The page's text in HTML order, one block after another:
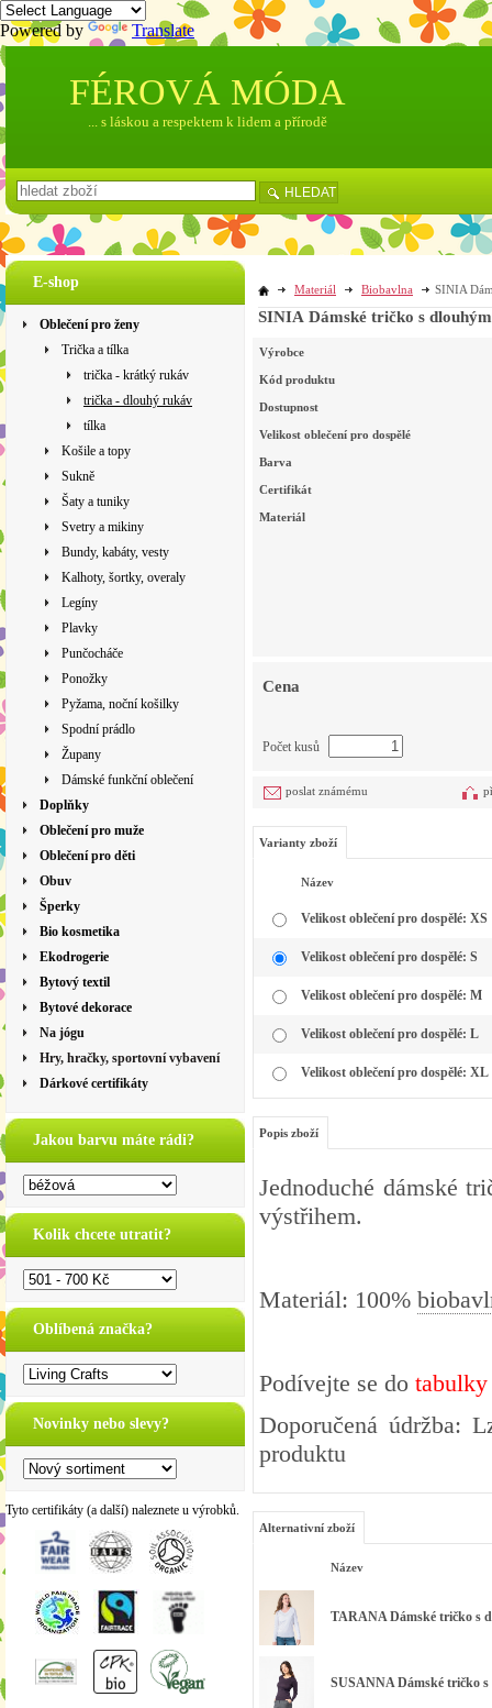
Powered by Translate
E-shop
Oblečení pro ženy
Trička a tílka
trička - krátký rukáv
trička - dlouhý rukáv
tílka
Košile a topy
Sukně
Šaty a tuniky
Svetry a mikiny
Bundy, kabáty, vesty
Kalhoty, šortky, overaly
Legíny
Plavky
Punčocháče
Ponožky
Pyžama, noční košilky
Spodní prádlo
Župany
Dámské funkční oblečení
Doplňky
Oblečení pro muže
Oblečení pro děti
Obuv
Šperky
Bio kosmetika
Ekodrogerie
Bytový textil
Bytové dekorace
Na jógu
Hry, hračky, sportovní vybavení
Dárkové certifikáty
Jakou barvu máte rádi?
Kolik chcete utratit?
Oblíbená značka?
Novinky nebo slevy?
Tyto certifikáty (a další) naleznete u výrobků.
Materiál Biobavlna SINIA
SINIA Dámské tričko s
Výrobce
Kód produktu
Dostupnost
Velikost oblečení pro dospělé
Barva
Certifikát
Materiál
Cena
Počet kusů
poslat známému
Varianty zboží
Název
Velikost oblečení pro dospělé: XS
Velikost oblečení pro dospělé: S
Velikost oblečení pro dospělé: M
Velikost oblečení pro dospělé: L
Velikost oblečení pro dospělé: XL
Popis zboží
Jednoduché dámské
výstřihem.
Materiál: 100%
Podívejte se do
Doporučená údržba:
produktu
Alternativní zboží
Název
TARANA Dámské tričko s
SUSANNA Dámské tričko
FÉROVÁ MÓDA
... s láskou a respektem k lidem a přírodě
HLEDAT